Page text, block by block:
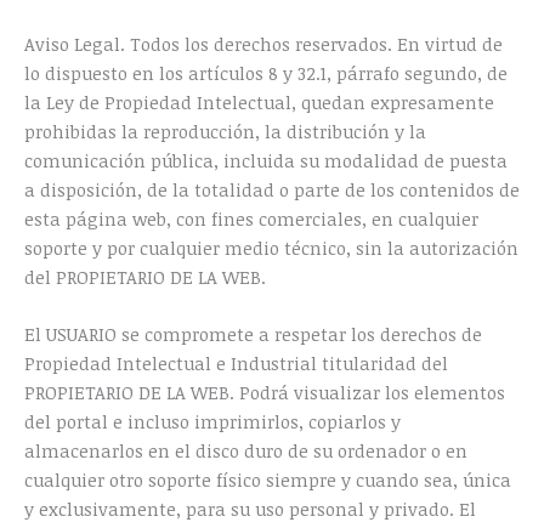
Aviso Legal. Todos los derechos reservados. En virtud de
lo dispuesto en los artículos 8 y 32.1, párrafo segundo, de
la Ley de Propiedad Intelectual, quedan expresamente
prohibidas la reproducción, la distribución y la
comunicación pública, incluida su modalidad de puesta
a disposición, de la totalidad o parte de los contenidos de
esta página web, con fines comerciales, en cualquier
soporte y por cualquier medio técnico, sin la autorización
del PROPIETARIO DE LA WEB.
El USUARIO se compromete a respetar los derechos de
Propiedad Intelectual e Industrial titularidad del
PROPIETARIO DE LA WEB. Podrá visualizar los elementos
del portal e incluso imprimirlos, copiarlos y
almacenarlos en el disco duro de su ordenador o en
cualquier otro soporte físico siempre y cuando sea, única
y exclusivamente, para su uso personal y privado. El